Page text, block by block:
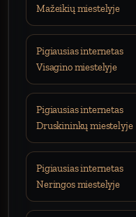
Mažeikių miestelyje
Pigiausias internetas
Visagino miestelyje
Pigiausias internetas
Druskininkų miestelyje
Pigiausias internetas
Neringos miestelyje